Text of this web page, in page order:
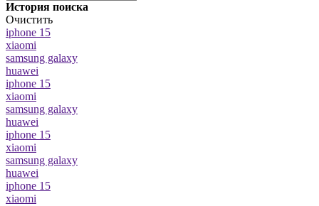
История поиска
Очистить
iphone 15
xiaomi
samsung galaxy
huawei
iphone 15
xiaomi
samsung galaxy
huawei
iphone 15
xiaomi
samsung galaxy
huawei
iphone 15
xiaomi